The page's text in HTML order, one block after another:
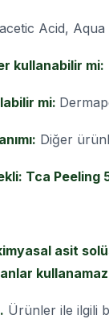
Acid, Aqua
kullanabilir mi:
mi:
Diğer
Tca Peeling
asit
Ürünler ile ilgili